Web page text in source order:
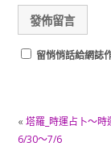
留悄悄話給網誌
« 塔羅_時運占卜～時
6/30～7/6